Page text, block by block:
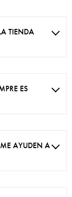
TIENDA
ES
AYUDEN A